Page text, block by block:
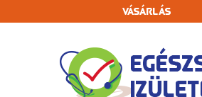
a
Vásárlás